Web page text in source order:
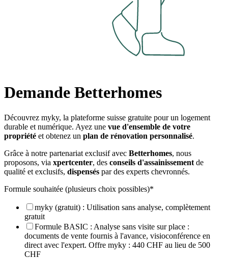
Demande Betterhomes
Découvrez myky, la plateforme suisse gratuite pour un logement
durable et numérique. Ayez une vue d'ensemble de votre
propriété et obtenez un plan de rénovation personnalisé.
Grâce à notre partenariat exclusif avec Betterhomes, nous
proposons, via xpertcenter, des conseils d'assainissement de
qualité et exclusifs, dispensés par des experts chevronnés.
Formule souhaitée (plusieurs choix possibles)*
myky (gratuit) : Utilisation sans analyse, complètement
gratuit
Formule BASIC : Analyse sans visite sur place :
documents de vente fournis à l'avance, visioconférence en
direct avec l'expert. Offre myky : 440 CHF au lieu de 500
CHF